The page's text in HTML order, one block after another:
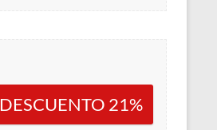
DESCUENTO 21%